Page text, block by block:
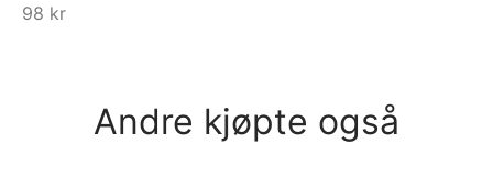
98 kr
Andre kjøpte også